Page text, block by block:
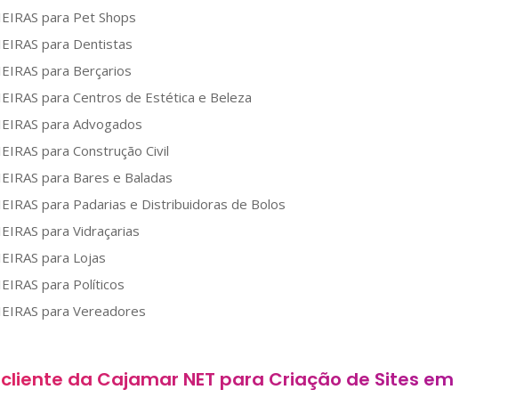
para Pet Shops
para Dentistas
para Berçarios
para Centros de Estética e Beleza
para Advogados
para Construção Civil
para Bares e Baladas
para Padarias e Distribuidoras de Bolos
para Vidraçarias
para Lojas
para Políticos
para Vereadores
da Cajamar NET para Criação de Sites em